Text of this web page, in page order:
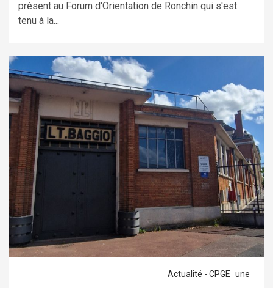
présent au Forum d'Orientation de Ronchin qui s'est
tenu à la...
Actualité - CPGE une